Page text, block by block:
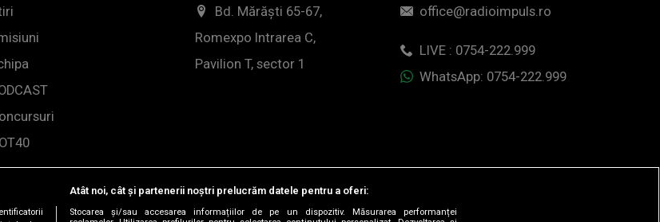
Bd. Mărăști 65-67,
Romexpo Intrarea C,
Pavilion T, sector 1
office@radioimpuls.ro
LIVE : 0754-222.999
WhatsApp: 0754-222.999
Atât noi, cât și partenerii noștri prelucrăm datele pentru a oferi:
Stocarea și/sau accesarea informațiilor de pe un dispozitiv. Măsurarea performanței